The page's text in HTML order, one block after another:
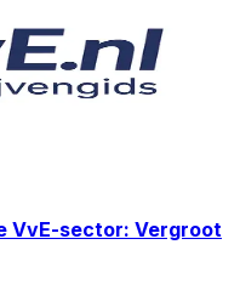
VvE-sector: Vergroot